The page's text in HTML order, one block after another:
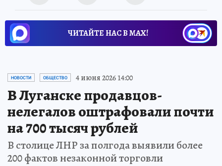
ЧИТАЙТЕ НАС В МАХ!
НОВОСТИ ОБЩЕСТВО 4 июня 2026 14:00
В Луганске продавцов-
нелегалов оштрафовали почти
на 700 тысяч рублей
В столице ЛНР за полгода выявили более
200 фактов незаконной торговли